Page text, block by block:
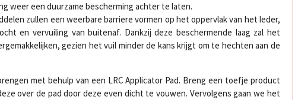
weer een duurzame bescherming achter te laten.
zullen een weerbare barriere vormen op het oppervlak van het leder,
en vervuiling van buitenaf. Dankzij deze beschermende laag zal het
gezien het vuil minder de kans krijgt om te hechten aan de
met behulp van een LRC Applicator Pad. Breng een toefje product
over de pad door deze even dicht te vouwen. Vervolgens gaan we het